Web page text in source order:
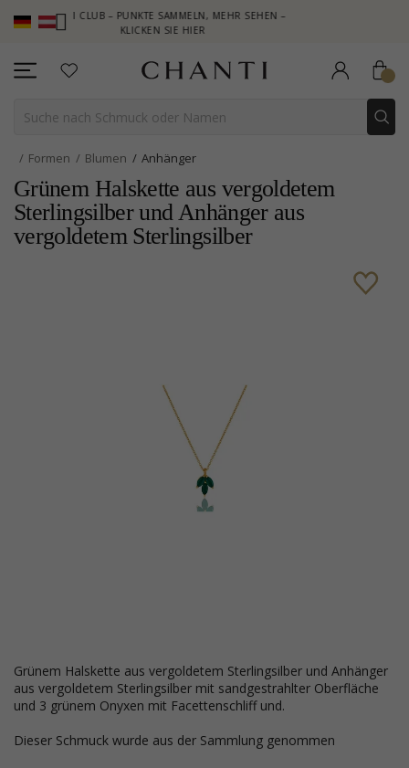
CLUB – PUNKTE SAMMELN, MEHR SEHEN –
KLICKEN SIE HIER
Formen Blumen Anhänger
Grünem Halskette aus vergoldetem
Sterlingsilber und Anhänger aus
vergoldetem Sterlingsilber
grünem Halskette aus vergoldetem Sterlingsilber und Anhänger
aus vergoldetem Sterlingsilber mit sandgestrahlter Oberfläche
und 3 grünem Onyxen mit Facettenschliff und.
Dieser Schmuck wurde aus der Sammlung genommen